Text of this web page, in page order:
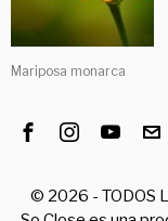
Mariposa monarca
© 2026 - TODOS